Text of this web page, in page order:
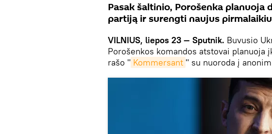
Pasak šaltinio, Porošenka
partiją ir surengti naujus
VILNIUS, liepos 23 — Sputnik. Buvusio
Porošenkos komandos atstovai
rašo " Kommersant " su nuoroda į